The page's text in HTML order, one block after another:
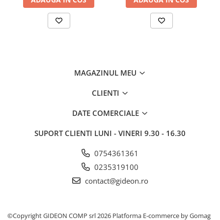
MAGAZINUL MEU
CLIENTI
DATE COMERCIALE
SUPORT CLIENTI LUNI - VINERI 9.30 - 16.30
0754361361
0235319100
contact@gideon.ro
©Copyright GIDEON COMP srl 2026 Platforma E-commerce by Gomag